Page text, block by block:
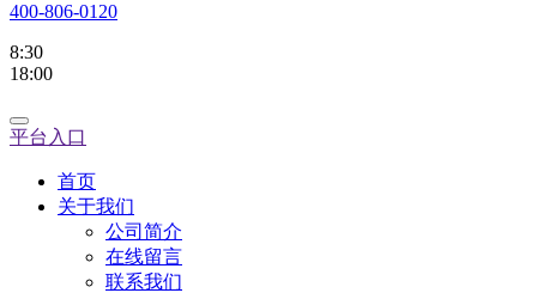
400-806-0120
8:30
18:00
平台入口
首页
关于我们
公司简介
在线留言
联系我们